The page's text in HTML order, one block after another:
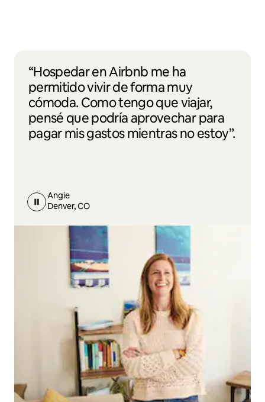
“Hospedar en Airbnb me ha
permitido vivir de forma muy
cómoda. Como tengo que viajar,
pensé que podría aprovechar para
pagar mis gastos mientras no estoy”.
Angie
Denver, CO